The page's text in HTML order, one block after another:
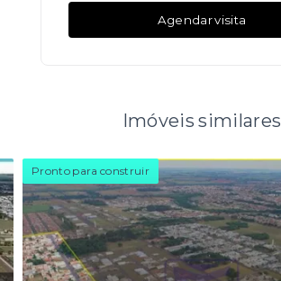
Agendar visita
Imóveis similares
Pronto para construir